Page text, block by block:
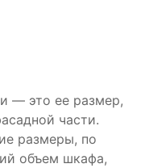
— это ее размер,
части.
размеры, по
объем шкафа,